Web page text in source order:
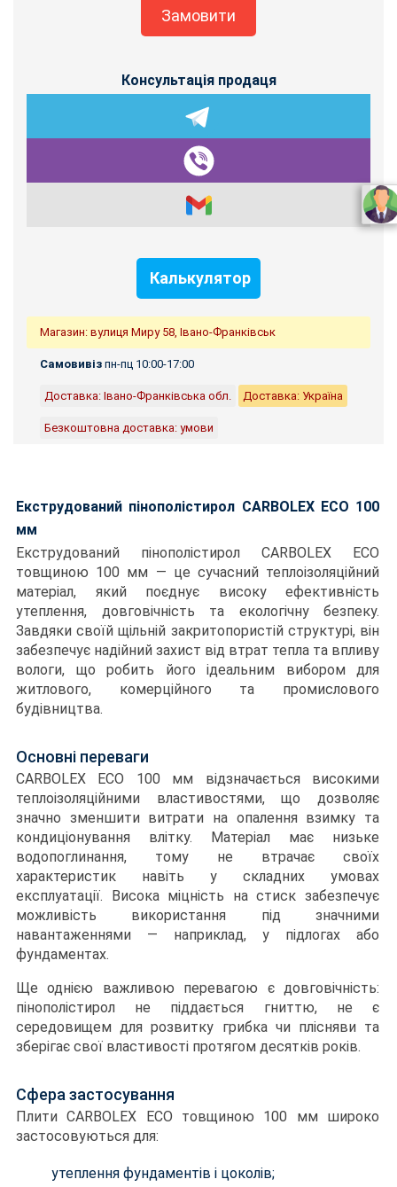
Замовити
Консультація продаця
Калькулятор
Магазин: вулиця Миру 58, Івано-Франківськ
Самовивіз пн-пц 10:00-17:00
Доставка: Івано-Франківська обл. Доставка: Україна
Безкоштовна доставка: умови
Екструдований пінополістирол CARBOLEX ECO 100
мм
Екструдований пінополістирол CARBOLEX ECO
товщиною 100 мм — це сучасний теплоізоляційний
матеріал, який поєднує високу ефективність
утеплення, довговічність та екологічну безпеку.
Завдяки своїй щільній закритопористій структурі, він
забезпечує надійний захист від втрат тепла та впливу
вологи, що робить його ідеальним вибором для
житлового, комерційного та промислового
будівництва.
Основні переваги
CARBOLEX ECO 100 мм відзначається високими
теплоізоляційними властивостями, що дозволяє
значно зменшити витрати на опалення взимку та
кондиціонування влітку. Матеріал має низьке
водопоглинання, тому не втрачає своїх
характеристик навіть у складних умовах
експлуатації. Висока міцність на стиск забезпечує
можливість використання під значними
навантаженнями — наприклад, у підлогах або
фундаментах.
Ще однією важливою перевагою є довговічність:
пінополістирол не піддається гниттю, не є
середовищем для розвитку грибка чи плісняви та
зберігає свої властивості протягом десятків років.
Сфера застосування
Плити CARBOLEX ECO товщиною 100 мм широко
застосовуються для:
утеплення фундаментів і цоколів;